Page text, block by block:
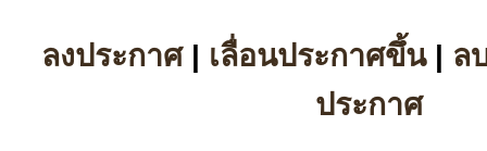
ลงประกาศ| เลื่อนประกาศขึ้น| ล
ประกาศ